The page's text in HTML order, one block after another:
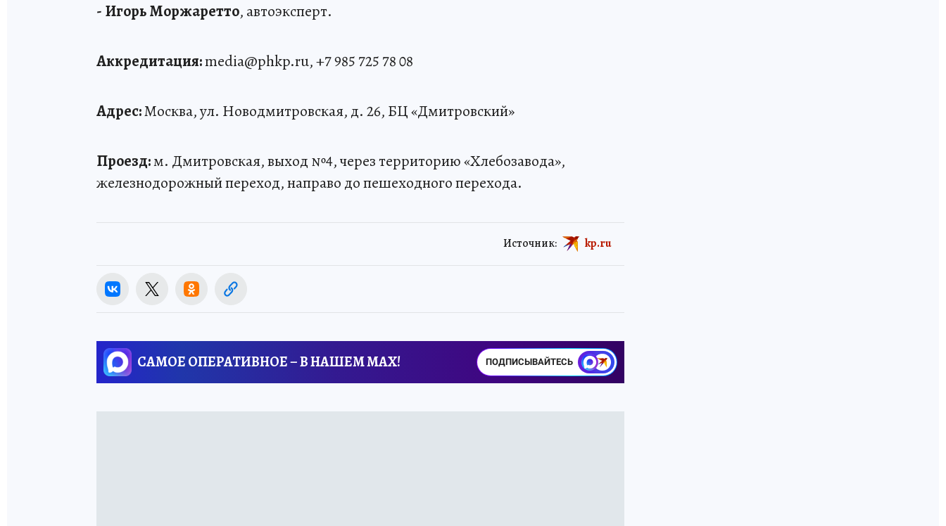
- Игорь Моржаретто, автоэксперт.
Аккредитация:media@phkp.ru, +7 985 725 78 08
Адрес:Москва, ул. Новодмитровская, д. 26, БЦ «Дмитровский»
Проезд:м. Дмитровская, выход №4, через территорию «Хлебозавода»,
железнодорожный переход, направо до пешеходного перехода.
Источник: kp.ru
САМОЕ ОПЕРАТИВНОЕ – В НАШЕМ MAX! ПОДПИСЫВАЙТЕСЬ